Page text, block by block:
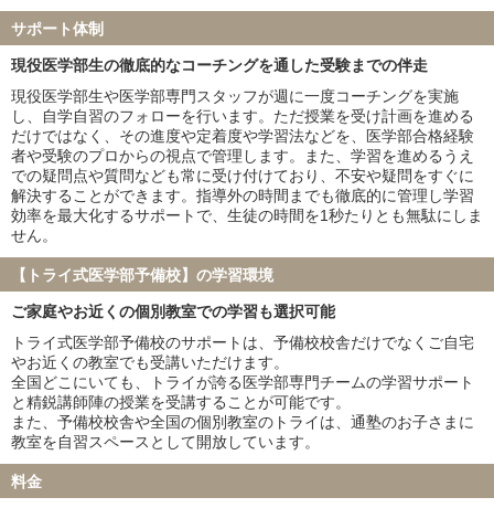
福岡大学
久留米大学
岩手医科大学
東京女子医科大学
川崎医科大学
※家庭教師のトライ・個別教室のトライ・医学部受験予備校インテ
グラの合格実績を含みます
サポート体制
現役医学部生の徹底的なコーチングを通した受験までの伴走
現役医学部生や医学部専門スタッフが週に一度コーチングを実施
し、自学自習のフォローを行います。ただ授業を受け計画を進める
だけではなく、その進度や定着度や学習法などを、医学部合格経験
者や受験のプロからの視点で管理します。また、学習を進めるうえ
での疑問点や質問なども常に受け付けており、不安や疑問をすぐに
解決することができます。指導外の時間までも徹底的に管理し学習
効率を最大化するサポートで、生徒の時間を1秒たりとも無駄にしま
せん。
【トライ式医学部予備校】の学習環境
ご家庭やお近くの個別教室での学習も選択可能
トライ式医学部予備校のサポートは、予備校校舎だけでなくご自宅
やお近くの教室でも受講いただけます。
全国どこにいても、トライが誇る医学部専門チームの学習サポート
と精鋭講師陣の授業を受講することが可能です。
また、予備校校舎や全国の個別教室のトライは、通塾のお子さまに
教室を自習スペースとして開放しています。
料金